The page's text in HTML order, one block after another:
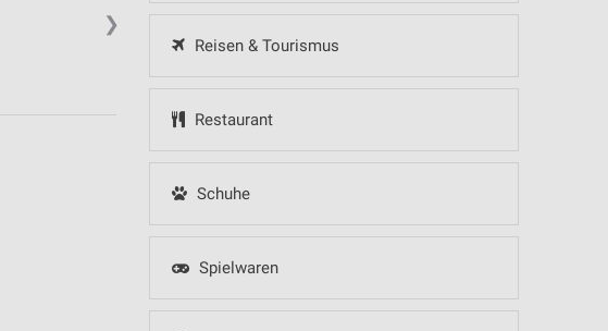
Reisen & Tourismus
Restaurant
Schuhe
Spielwaren
❯